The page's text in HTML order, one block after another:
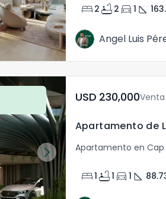
bed 2 bathtub 2 directions_car 1 square_foot
Angel Luis
USD	230,000Venta
Apartamento en
bed1 bathtub1 directions_car 1 square_foot